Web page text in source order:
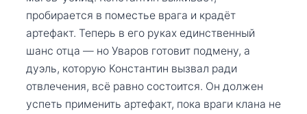
пробирается в поместье врага и крадёт
артефакт. Теперь в его руках единственный
шанс отца — но Уваров готовит подмену, а
дуэль, которую Константин вызвал ради
отвлечения, всё равно состоится. Он должен
успеть применить артефакт, пока враги клана не